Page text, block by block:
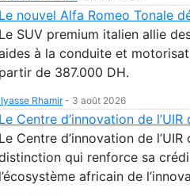
Le nouvel Alfa Romeo Tonale
Le SUV premium italien allie
à la conduite et
partir de 387.000 DH.
Ilyasse Rhamir- 3 août 2026
Le Centre d’innovation de
Le Centre d’innovation de
qui renforce sa
l’écosystème africain de